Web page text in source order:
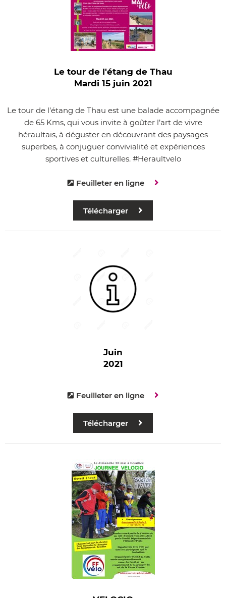
Le tour de l'étang de Thau
Mardi 15 juin 2021
Le tour de l’étang de Thau est une balade accompagnée
de 65 Kms, qui vous invite à goûter l’art de vivre
héraultais, à déguster en découvrant des paysages
superbes, à conjuguer convivialité et expériences
sportives et culturelles. #Heraultvelo
Feuilleter en ligne
Télécharger
Juin
2021
Feuilleter en ligne
Télécharger